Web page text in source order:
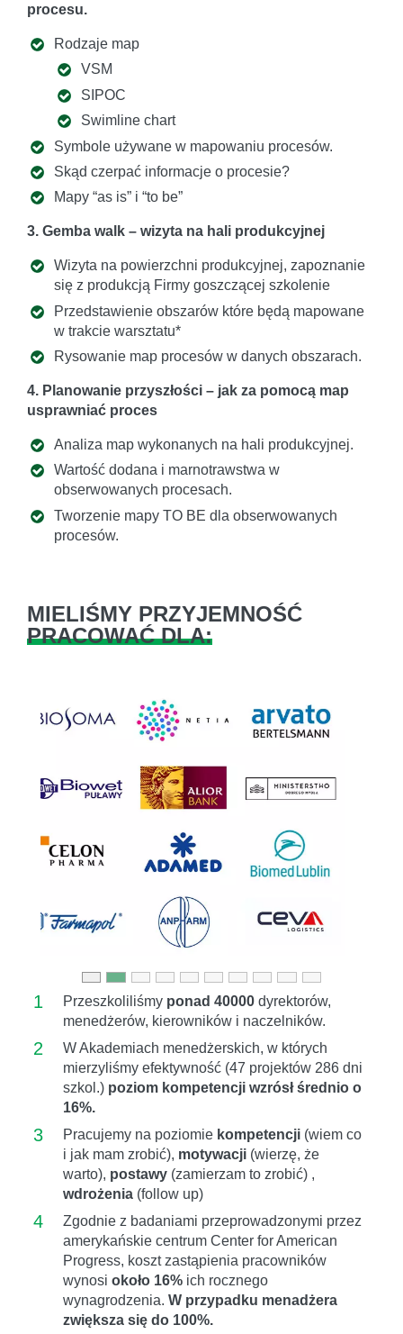
procesu.
Rodzaje map
VSM
SIPOC
Swimline chart
Symbole używane w mapowaniu procesów.
Skąd czerpać informacje o procesie?
Mapy “as is” i “to be”
3. Gemba walk – wizyta na hali produkcyjnej
Wizyta na powierzchni produkcyjnej, zapoznanie
się z produkcją Firmy goszczącej szkolenie
Przedstawienie obszarów które będą mapowane
w trakcie warsztatu*
Rysowanie map procesów w danych obszarach.
4. Planowanie przyszłości – jak za pomocą map
usprawniać proces
Analiza map wykonanych na hali produkcyjnej.
Wartość dodana i marnotrawstwa w
obserwowanych procesach.
Tworzenie mapy TO BE dla obserwowanych
procesów.
MIELIŚMY PRZYJEMNOŚĆ
PRACOWAĆ DLA:
1 Przeszkoliliśmy ponad 40000 dyrektorów,
menedżerów, kierowników i naczelników.
2
W Akademiach menedżerskich, w których
mierzyliśmy efektywność (47 projektów 286 dni
szkol.) poziom kompetencji wzrósł średnio o
16%.
3 Pracujemy na poziomie kompetencji (wiem co
i jak mam zrobić), motywacji (wierzę, że
warto), postawy (zamierzam to zrobić) ,
wdrożenia (follow up)
4
Zgodnie z badaniami przeprowadzonymi przez
amerykańskie centrum Center for American
Progress, koszt zastąpienia pracowników
wynosi około 16% ich rocznego
wynagrodzenia. W przypadku menadżera
zwiększa się do 100%.